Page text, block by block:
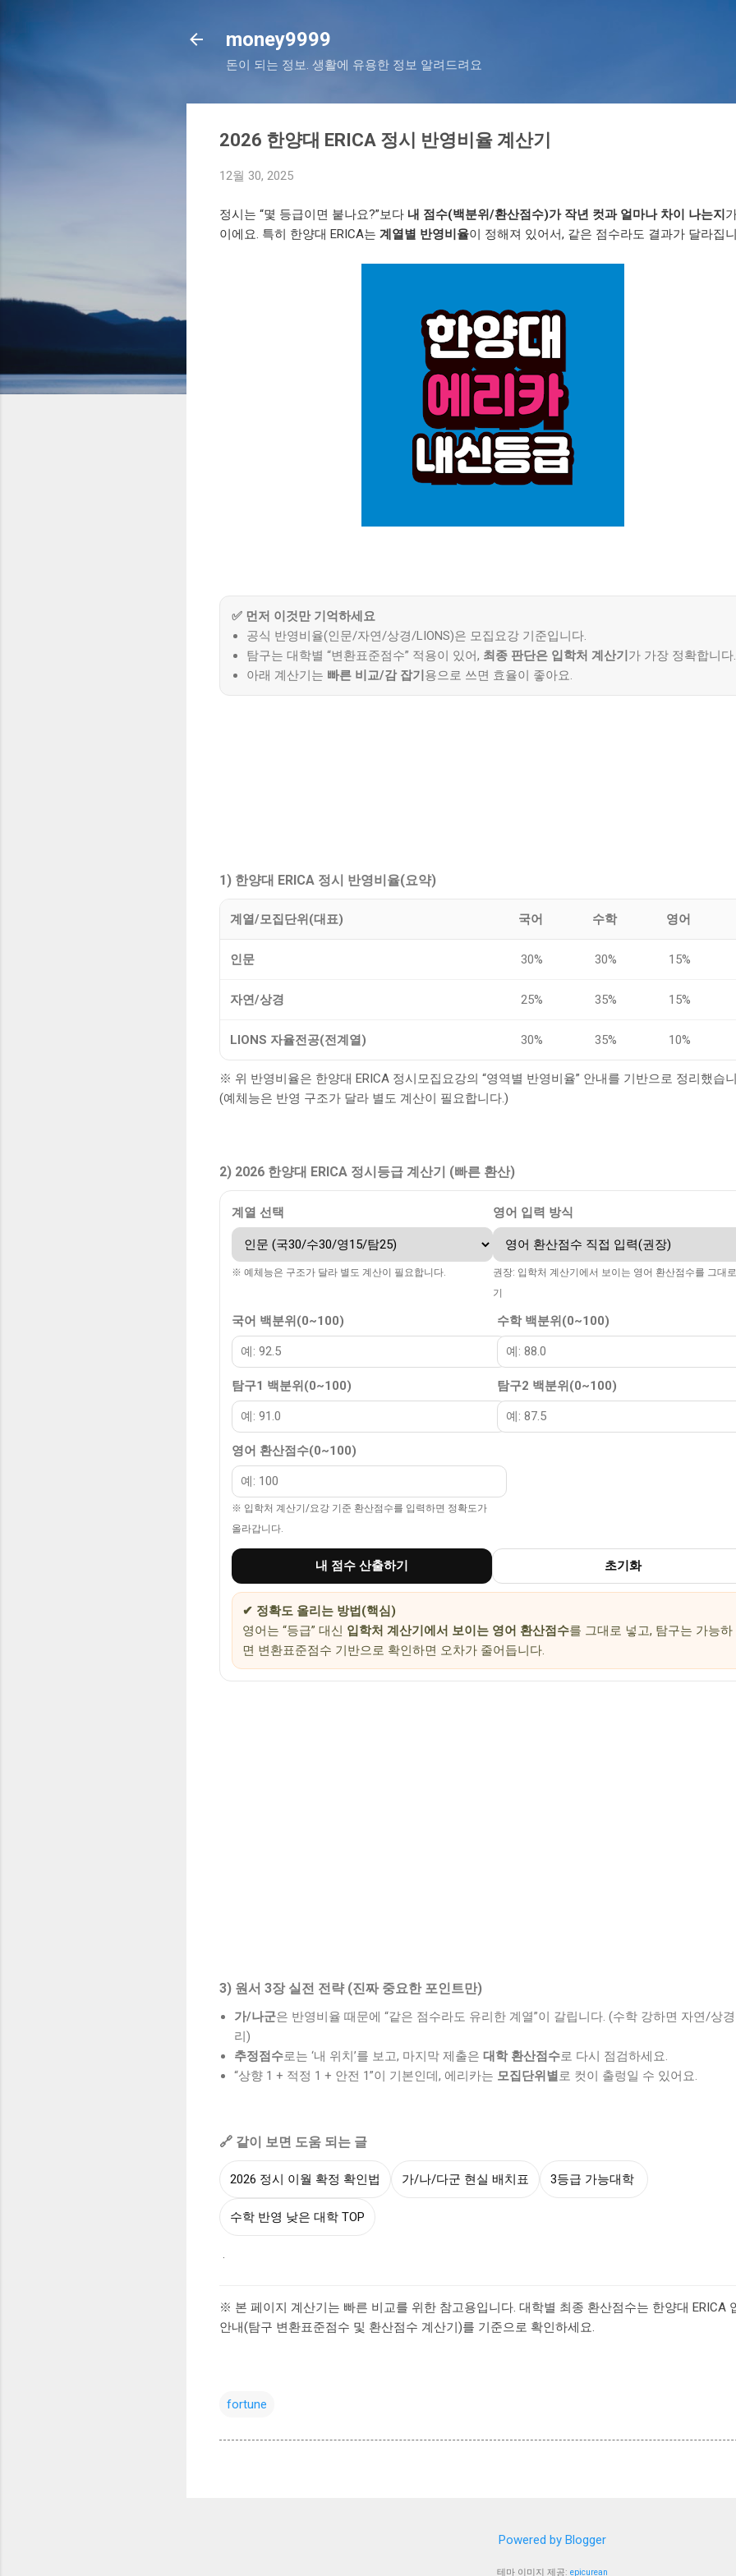
money9999
돈이 되는 정보. 생활에 유용한 정보 알려드려요
2026 한양대 ERICA 정시 반영비율 계산기
12월 30, 2025
정시는 “몇 등급이면 붙나요?”보다 내 점수(백분위/환산점수)가 작년 컷과 얼마나 차이 나는지
이에요. 특히 한양대 ERICA는 계열별 반영비율이 정해져 있어서, 같은 점수라도 결과가 달라집
✅ 먼저 이것만 기억하세요
공식 반영비율(인문/자연/상경/LIONS)은 모집요강 기준입니다.
탐구는 대학별 “변환표준점수” 적용이 있어, 최종 판단은 입학처 계산기 가 가장 정확합니다.
아래 계산기는 빠른 비교/감 잡기 용으로 쓰면 효율이 좋아요.
1) 한양대 ERICA 정시 반영비율(요약)
계열/모집단위(대표) 국어 수학 영어
인문 30% 30% 15%
자연/상경 25% 35% 15%
LIONS 자율전공(전계열) 30% 35% 10%
※ 위 반영비율은 한양대 ERICA 정시모집요강의 “영역별 반영비율” 안내를 기반으로 정리했습
(예체능은 반영 구조가 달라 별도 계산이 필요합니다.)
2) 2026 한양대 ERICA 정시등급 계산기 (빠른 환산)
계열 선택
※ 예체능은 구조가 달라 별도 계산이 필요합니다.
영어 입력 방식
권장: 입학처 계산기에서 보이는 영어 환산점수를 그대
기
국어 백분위(0~100) 수학 백분위(0~100)
탐구1 백분위(0~100) 탐구2 백분위(0~100)
영어 환산점수(0~100)
※ 입학처 계산기/요강 기준 환산점수를 입력하면 정확도가
올라갑니다.
내 점수 산출하기 초기화
✔ 정확도 올리는 방법(핵심)
영어는 “등급” 대신 입학처 계산기에서 보이는 영어 환산점수를 그대로 넣고, 탐구는 가능하
면 변환표준점수 기반으로 확인하면 오차가 줄어듭니다.
3) 원서 3장 실전 전략 (진짜 중요한 포인트만)
가/나군은 반영비율 때문에 “같은 점수라도 유리한 계열”이 갈립니다. (수학 강하면 자연/상
리)
추정점수로는 ‘내 위치’를 보고, 마지막 제출은 대학 환산점수로 다시 점검하세요.
“상향 1 + 적정 1 + 안전 1”이 기본인데, 에리카는 모집단위별 로 컷이 출렁일 수 있어요.
🔗 같이 보면 도움 되는 글
2026 정시 이월 확정 확인법 가/나/다군 현실 배치표 3등급 가능대학
수학 반영 낮은 대학 TOP
※ 본 페이지 계산기는 빠른 비교를 위한 참고용입니다. 대학별 최종 환산점수는 한양대 ERICA
안내(탐구 변환표준점수 및 환산점수 계산기)를 기준으로 확인하세요.
fortune
Powered by Blogger
테마 이미지 제공: epicurean